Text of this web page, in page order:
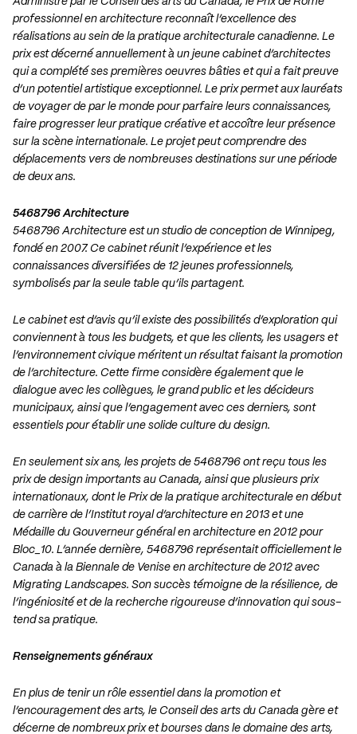
professionnel en architecture reconnaît l’excellence des
réalisations au sein de la pratique architecturale canadienne. Le
prix est décerné annuellement à un jeune cabinet d’architectes
qui a complété ses premières oeuvres bâties et qui a fait preuve
d’un potentiel artistique exceptionnel. Le prix permet aux lauréats
de voyager de par le monde pour parfaire leurs connaissances,
faire progresser leur pratique créative et accoître leur présence
sur la scène internationale. Le projet peut comprendre des
déplacements vers de nombreuses destinations sur une période
de deux ans.
5468796 Architecture
5468796 Architecture est un studio de conception de Winnipeg,
fondé en 2007. Ce cabinet réunit l’expérience et les
connaissances diversifiées de 12 jeunes professionnels,
symbolisés par la seule table qu’ils partagent.
Le cabinet est d’avis qu’il existe des possibilités d’exploration qui
conviennent à tous les budgets, et que les clients, les usagers et
l’environnement civique méritent un résultat faisant la promotion
de l’architecture. Cette firme considère également que le
dialogue avec les collègues, le grand public et les décideurs
municipaux, ainsi que l’engagement avec ces derniers, sont
essentiels pour établir une solide culture du design.
En seulement six ans, les projets de 5468796 ont reçu tous les
prix de design importants au Canada, ainsi que plusieurs prix
internationaux, dont le Prix de la pratique architecturale en début
de carrière de l’Institut royal d’architecture en 2013 et une
Médaille du Gouverneur général en architecture en 2012 pour
Bloc_10. L’année dernière, 5468796 représentait officiellement le
Canada à la Biennale de Venise en architecture de 2012 avec
Migrating Landscapes. Son succès témoigne de la résilience, de
l’ingéniosité et de la recherche rigoureuse d’innovation qui sous-
tend sa pratique.
Renseignements généraux
En plus de tenir un rôle essentiel dans la promotion et
l’encouragement des arts, le Conseil des arts du Canada gère et
décerne de nombreux prix et bourses dans le domaine des arts,